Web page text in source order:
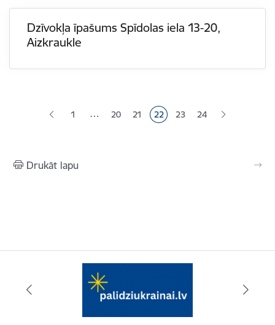
Dzīvokļa īpašums Spīdolas iela 13-20,
Aizkraukle
1 … Lapa
20 Lapa
21 Pašreizējā lapa
22 Lapa
23 Lapa
24
Drukāt lapu